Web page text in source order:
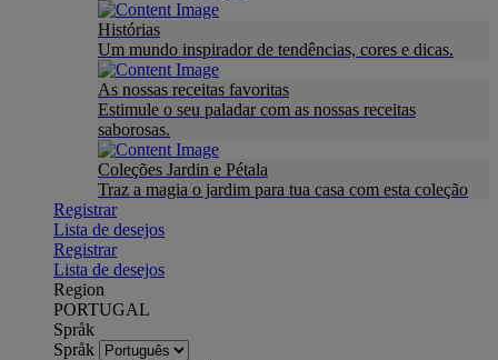
Histórias
Um mundo inspirador de tendências, cores e dicas.
As nossas receitas favoritas
Estimule o seu paladar com as nossas receitas
saborosas.
Coleções Jardin e Pétala
Traz a magia o jardim para tua casa com esta coleção
Registrar
Lista de desejos
Registrar
Lista de desejos
Region
PORTUGAL
Språk
Språk